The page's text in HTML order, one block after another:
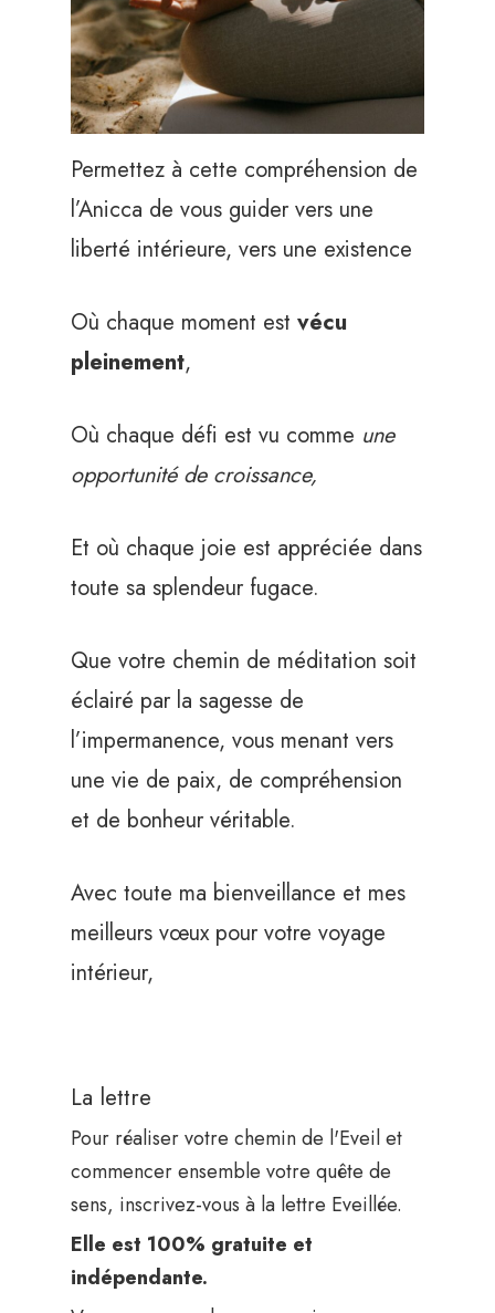
Permettez à cette compréhension de
l’Anicca de vous guider vers une
liberté intérieure, vers une existence
Où chaque moment est vécu
pleinement,
Où chaque défi est vu comme une
opportunité de croissance,
Et où chaque joie est appréciée dans
toute sa splendeur fugace.
Que votre chemin de méditation soit
éclairé par la sagesse de
l’impermanence, vous menant vers
une vie de paix, de compréhension
et de bonheur véritable.
Avec toute ma bienveillance et mes
meilleurs vœux pour votre voyage
intérieur,
La lettre
Pour réaliser votre chemin de l'Eveil et
commencer ensemble votre quête de
sens, inscrivez-vous à la lettre Eveillée.
Elle est 100% gratuite et
indépendante.